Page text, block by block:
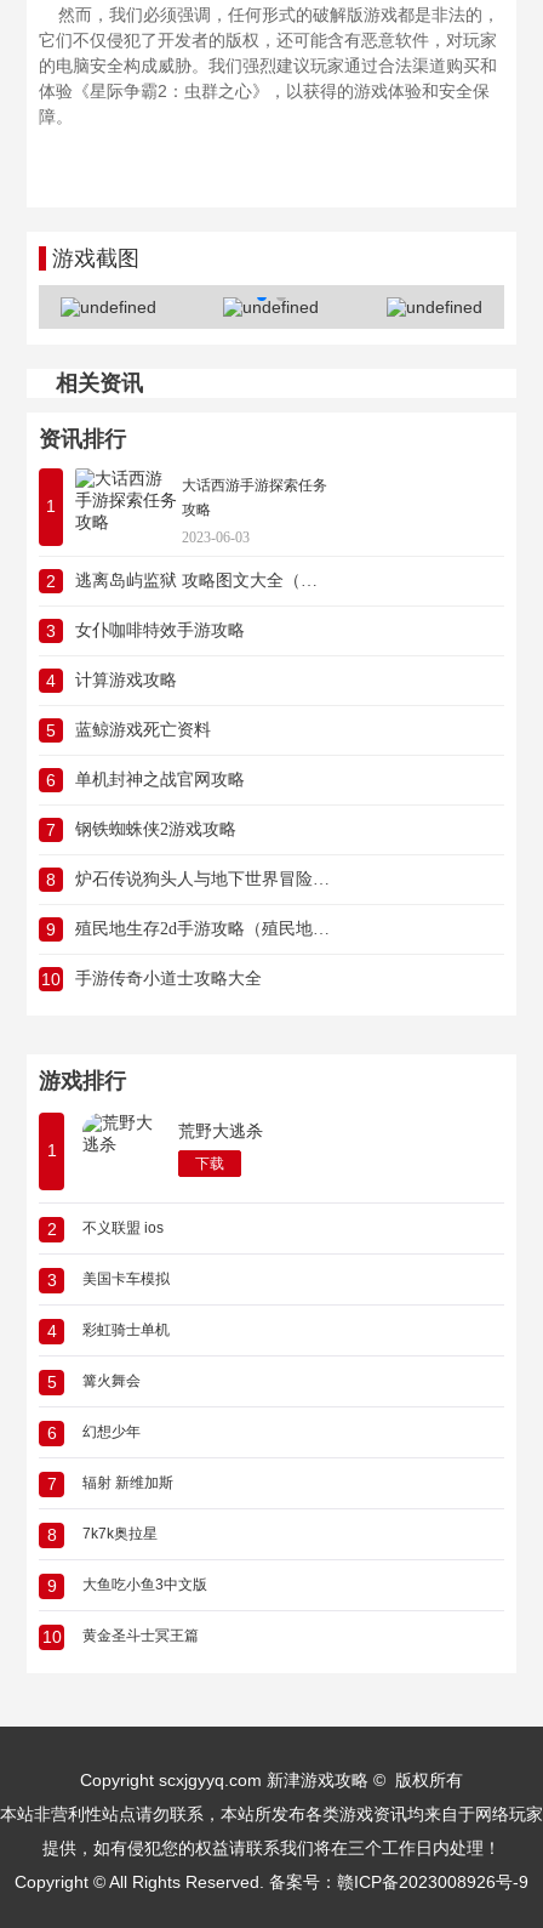
然而，我们必须强调，任何形式的破解版游戏都是非法的，
它们不仅侵犯了开发者的版权，还可能含有恶意软件，对玩家
的电脑安全构成威胁。我们强烈建议玩家通过合法渠道购买和
体验《星际争霸2：虫群之心》，以获得的游戏体验和安全保
障。
游戏截图
相关资讯
资讯排行
1
大话西游手游探索任务
攻略
2023-06-03
2 逃离岛屿监狱 攻略图文大全（逃离岛屿监狱 攻略图文大全视频）
3 女仆咖啡特效手游攻略
4 计算游戏攻略
5 蓝鲸游戏死亡资料
6 单机封神之战官网攻略
7 钢铁蜘蛛侠2游戏攻略
8 炉石传说狗头人与地下世界冒险攻略（炉石传说狗头人与地下世界冒险攻略大全）
9 殖民地生存2d手游攻略（殖民地生存2d手游攻略图文）
10 手游传奇小道士攻略大全
游戏排行
1
荒野大逃杀
下载
2 不义联盟 ios
3 美国卡车模拟
4 彩虹骑士单机
5 篝火舞会
6 幻想少年
7 辐射 新维加斯
8 7k7k奥拉星
9 大鱼吃小鱼3中文版
10 黄金圣斗士冥王篇
Copyright scxjgyyq.com 新津游戏攻略 © 版权所有
本站非营利性站点请勿联系，本站所发布各类游戏资讯均来自于网络玩家
提供，如有侵犯您的权益请联系我们将在三个工作日内处理！
Copyright © All Rights Reserved. 备案号： 赣ICP备2023008926号-9